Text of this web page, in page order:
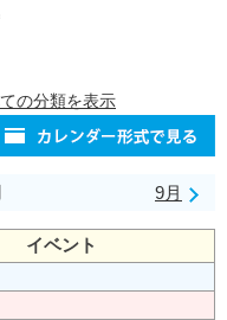
の分類を表示
9月
イベント